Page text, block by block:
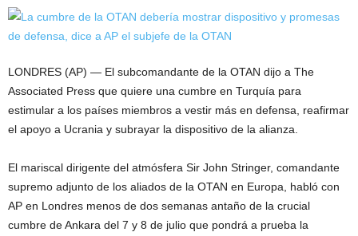
LONDRES (AP) — El subcomandante de la OTAN dijo a The
Associated Press que quiere una cumbre en Turquía para
estimular a los países miembros a vestir más en defensa, reafirmar
el apoyo a Ucrania y subrayar la dispositivo de la alianza.
El mariscal dirigente del atmósfera Sir John Stringer, comandante
supremo adjunto de los aliados de la OTAN en Europa, habló con
AP en Londres menos de dos semanas antaño de la crucial
cumbre de Ankara del 7 y 8 de julio que pondrá a prueba la